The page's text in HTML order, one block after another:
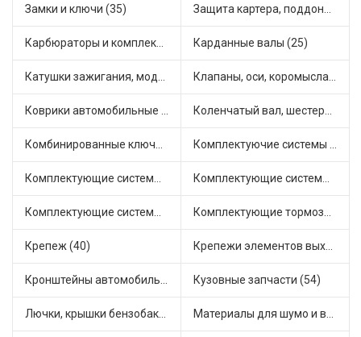
Замки и ключи (35) Защита картера, поддона, КПП (2)
Карбюраторы и комплектующие (21) Карданные валы (25)
Катушки зажигания, модули зажигания (3) Клапаны, оси, коромысла (14)
Коврики автомобильные (5) Коленчатый вал, шестерни коленчатого вала (9)
Комбинированные ключи (3) Комплектуючие системы стеклоочистителя (9)
Комплектующие системы выпуска отработавших газов (9) Комплектующие системы отопления (22)
Комплектующие системы питания (10) Комплектующие тормозной системы (22)
Крепеж (40) Крепежи элементов выхлопной системы (5)
Кронштейны автомобильные (4) Кузовные запчасти (54)
Лючки, крышки бензобака (6) Материалы для шумо и виброизоляции (1)